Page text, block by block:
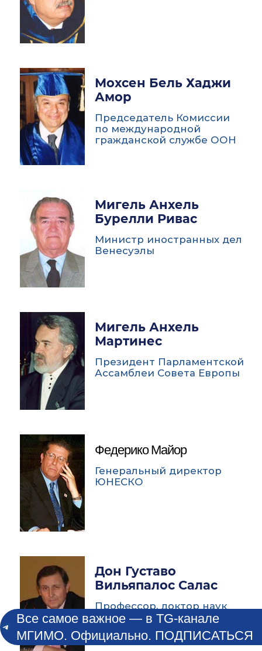
Мохсен Бель Хаджи
Амор
Председатель Комиссии
по международной
гражданской службе ООН
Мигель Анхель
Бурелли Ривас
Министр иностранных дел
Венесуэлы
Мигель Анхель
Мартинес
Президент Парламентской
Ассамблеи Совета Европы
Федерико Майор
Генеральный директор
ЮНЕСКО
Дон Густаво
Вильяпалос Салас
Профессор, доктор наук
Все самое важное — в TG-канале
МГИМО. Официально. ПОДПИСАТЬСЯ